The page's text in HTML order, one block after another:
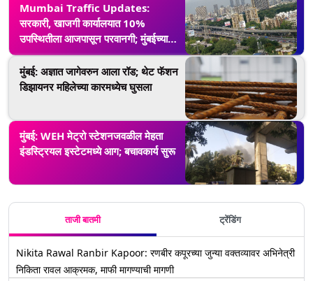
Mumbai Traffic Updates:
सरकारी, खाजगी कार्यालयात 10%
उपस्थितीला आजपासून परवानगी; मुंबईच्या
रस्त्यांवर ट्राफिक जॅम (View Pics)
मुंबई: अज्ञात जागेवरुन आला रॉड; थेट फॅशन
डिझायनर महिलेच्या कारमध्येच घुसला
मुंबई: WEH मेट्रो स्टेशनजवळील मेहता
इंडस्ट्रियल इस्टेटमध्ये आग; बचावकार्य सुरू
ताजी बातमी ट्रेंडिंग
Nikita Rawal Ranbir Kapoor: रणबीर कपूरच्या जुन्या वक्तव्यावर अभिनेत्री
निकिता रावल आक्रमक, माफी मागण्याची मागणी